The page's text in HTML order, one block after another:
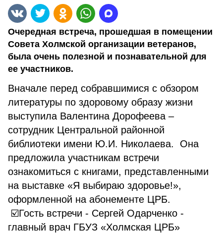
Очередная встреча, прошедшая в помещении
Совета Холмской организации ветеранов,
была очень полезной и познавательной для
ее участников.
Вначале перед собравшимися с обзором
литературы по здоровому образу жизни
выступила Валентина Дорофеева –
сотрудник Центральной районной
библиотеки имени Ю.И. Николаева. Она
предложила участникам встречи
ознакомиться с книгами, представленными
на выставке «Я выбираю здоровье!»,
оформленной на абонементе ЦРБ.
☑️Гость встречи - Сергей Одарченко -
главный врач ГБУЗ «Холмская ЦРБ»